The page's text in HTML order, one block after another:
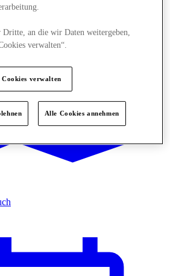
an die wir Daten weitergeben,
verwalten“.
Cookies verwalten
Alle Cookies annehmen